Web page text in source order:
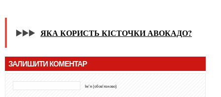
▶️▶️▶️ ЯКА КОРИСТЬ КІСТОЧКИ АВОКАДО?
ЗАЛИШИТИ КОМЕНТАР
Ім'я (обов'язково)